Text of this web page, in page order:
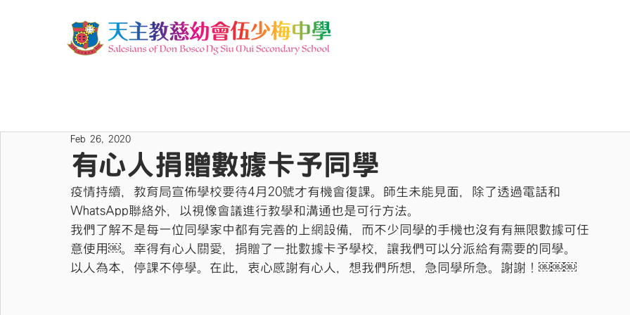
有心人捐贈數據卡予同學
Feb 26, 2020
疫情持續，教育局宣佈學校要待4月20號才有機會復課。師生未能見面，除了透過電話和
WhatsApp聯絡外，以視像會議進行教學和溝通也是可行方法。
我們了解不是每一位同學家中都有完善的上網設備，而不少同學的手機也沒有有無限數據可任
意使用￼。幸得有心人關愛，捐贈了一批數據卡予學校，讓我們可以分派給有需要的同學。
以人為本，停課不停學。在此，衷心感謝有心人，想我們所想，急同學所急。謝謝！￼￼￼